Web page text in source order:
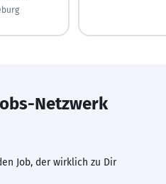
Netzwerk
Job, der wirklich zu Dir